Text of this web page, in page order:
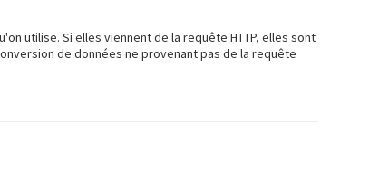
utilise. Si elles viennent de la requête HTTP, elles sont
de données ne provenant pas de la requête